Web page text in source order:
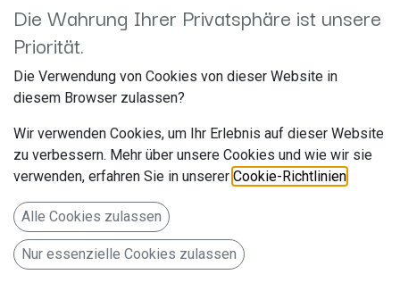
Keine Treffer für „ sph evo " in der Kategorie „ All / Zubehör
Die Wahrung Ihrer Privatsphäre ist unsere
Priorität.
Die Verwendung von Cookies von dieser Website in
diesem Browser zulassen?
Wir verwenden Cookies, um Ihr Erlebnis auf dieser Website
zu verbessern. Mehr über unsere Cookies und wie wir sie
verwenden, erfahren Sie in unserer Cookie-Richtlinien
Alle Cookies zulassen
Nur essenzielle Cookies zulassen